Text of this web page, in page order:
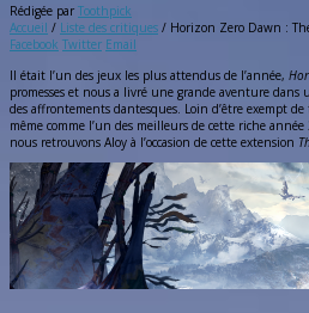
Rédigée par Toothpick
Accueil / Liste des critiques / Horizon Zero Dawn :
Facebook Twitter Email
Il était l’un des jeux les plus attendus de l’année,
promesses et nous a livré une grande aventure dans
des affrontements dantesques. Loin d’être exempt
même comme l’un des meilleurs de cette riche
nous retrouvons Aloy à l’occasion de cette extension